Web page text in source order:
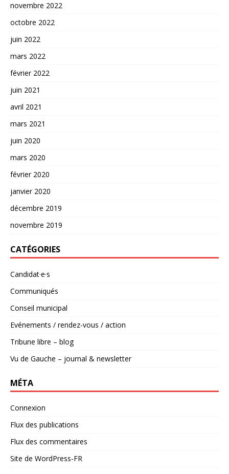
novembre 2022
octobre 2022
juin 2022
mars 2022
février 2022
juin 2021
avril 2021
mars 2021
juin 2020
mars 2020
février 2020
janvier 2020
décembre 2019
novembre 2019
CATÉGORIES
Candidat·e·s
Communiqués
Conseil municipal
Evénements / rendez-vous / action
Tribune libre – blog
Vu de Gauche – journal & newsletter
MÉTA
Connexion
Flux des publications
Flux des commentaires
Site de WordPress-FR